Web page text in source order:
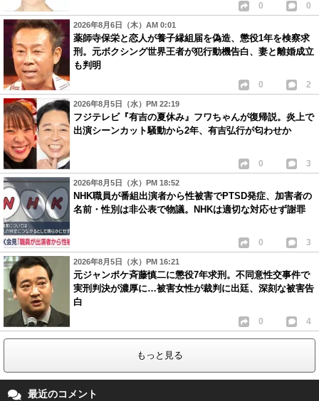
0 0
2026年8月6日（木）AM 0:01
薬師寺保栄と恋人が養子縁組届を偽造、懲役1年を検察求
刑。元ボクシング世界王者が犯行動機告白、妻と離婚成立
も判明
0 2
2026年8月5日（水）PM 22:19
フジテレビ『有吉の夏休み』フワちゃんが復帰説。炎上で
出演シーンカット騒動から2年、有吉弘行が匂わせか
0 3
2026年8月5日（水）PM 18:52
NHK職員が番組出演者から性被害でPTSD発症、加害者の
名前・性別は非公表で物議。NHKは適切な対応せず謝罪
0 3
2026年8月5日（水）PM 16:21
元ジャンポケ斉藤慎二に懲役7年求刑。不同意性交事件で
実刑判決が濃厚に…被害女性が裁判に出廷、深刻な被害告
白
0 4
もっと見る
最近のコメント